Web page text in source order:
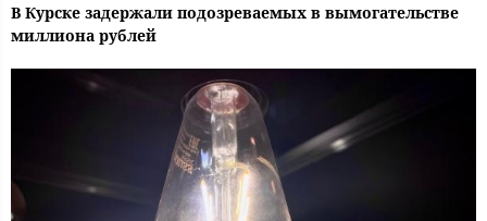
В Курске задержали подозреваемых в вымогательстве
миллиона рублей